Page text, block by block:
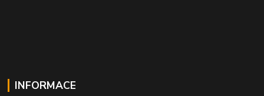
INFORMACE